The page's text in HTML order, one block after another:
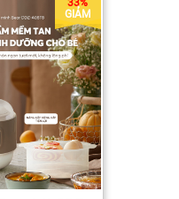
GIẢM